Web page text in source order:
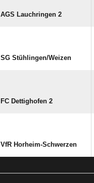
AGS Lauchringen 2
SG Stühlingen/​Weizen
FC Dettighofen 2
VfR Horheim-Schwerzen